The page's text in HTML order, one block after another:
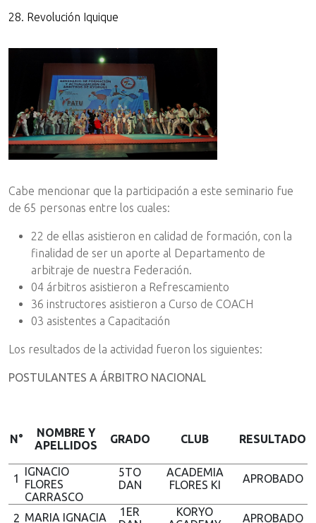
28. Revolución Iquique
Cabe mencionar que la participación a este seminario fue
de 65 personas entre los cuales:
22 de ellas asistieron en calidad de formación, con la
finalidad de ser un aporte al Departamento de
arbitraje de nuestra Federación.
04 árbitros asistieron a Refrescamiento
36 instructores asistieron a Curso de COACH
03 asistentes a Capacitación
Los resultados de la actividad fueron los siguientes:
POSTULANTES A ÁRBITRO NACIONAL
N°
NOMBRE Y
APELLIDOS
GRADO CLUB RESULTADO
1
IGNACIO
FLORES
CARRASCO
5TO
DAN
ACADEMIA
FLORES KI
APROBADO
2 MARIA IGNACIA
1ER
KORYO
APROBADO